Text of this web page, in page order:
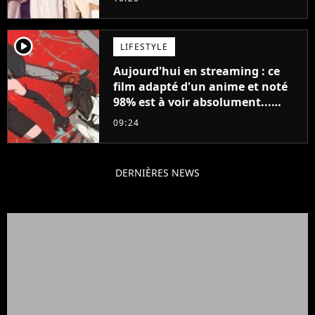
player2 LIFESTYLE
Aujourd'hui en streaming : ce
film adapté d'un anime et noté
98% est à voir absolument...
sinon vous ne comprendrez plus
09:24
DERNIÈRES NEWS